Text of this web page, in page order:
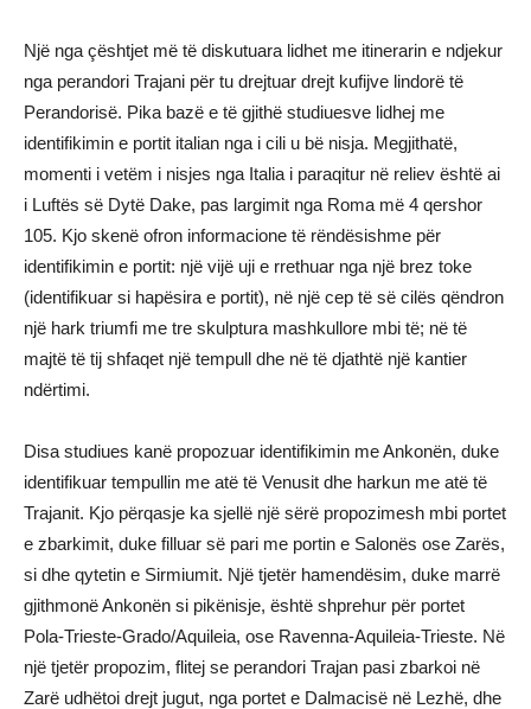
Një nga çështjet më të diskutuara lidhet me itinerarin e ndjekur
nga perandori Trajani për tu drejtuar drejt kufijve lindorë të
Perandorisë. Pika bazë e të gjithë studiuesve lidhej me
identifikimin e portit italian nga i cili u bë nisja. Megjithatë,
momenti i vetëm i nisjes nga Italia i paraqitur në reliev është ai
i Luftës së Dytë Dake, pas largimit nga Roma më 4 qershor
105. Kjo skenë ofron informacione të rëndësishme për
identifikimin e portit: një vijë uji e rrethuar nga një brez toke
(identifikuar si hapësira e portit), në një cep të së cilës qëndron
një hark triumfi me tre skulptura mashkullore mbi të; në të
majtë të tij shfaqet një tempull dhe në të djathtë një kantier
ndërtimi.
Disa studiues kanë propozuar identifikimin me Ankonën, duke
identifikuar tempullin me atë të Venusit dhe harkun me atë të
Trajanit. Kjo përqasje ka sjellë një sërë propozimesh mbi portet
e zbarkimit, duke filluar së pari me portin e Salonës ose Zarës,
si dhe qytetin e Sirmiumit. Një tjetër hamendësim, duke marrë
gjithmonë Ankonën si pikënisje, është shprehur për portet
Pola-Trieste-Grado/Aquileia, ose Ravenna-Aquileia-Trieste. Në
një tjetër propozim, flitej se perandori Trajan pasi zbarkoi në
Zarë udhëtoi drejt jugut, nga portet e Dalmacisë në Lezhë, dhe